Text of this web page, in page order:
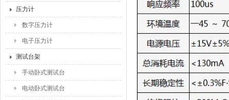
压力计
数字压力计
电子压力计
测试台架
手动卧式测试台
电动卧式测试台